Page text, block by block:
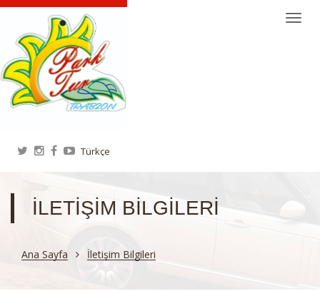
İLETIŞIM BILGILERI
Ana Sayfa İletişim Bilgileri